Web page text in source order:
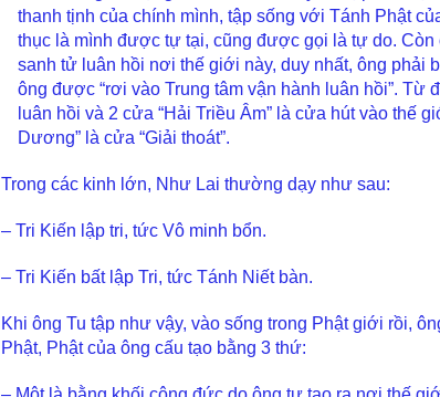
thanh tịnh của chính mình, tập sống với Tánh Phật
thục là mình được tự tại, cũng được gọi là tự do.
sanh tử luân hồi nơi thế giới này, duy nhất, ông phải
ông được “rơi vào Trung tâm vận hành luân hồi”. Từ
luân hồi và 2 cửa “Hải Triều Âm” là cửa hút vào thế
Dương” là cửa “Giải thoát”.
Trong các kinh lớn, Như Lai thường dạy như sau:
– Tri Kiến lập tri, tức Vô minh bổn.
– Tri Kiến bất lập Tri, tức Tánh Niết bàn.
Khi ông Tu tập như vậy, vào sống trong Phật giới rồi,
Phật, Phật của ông cấu tạo bằng 3 thứ: